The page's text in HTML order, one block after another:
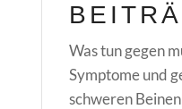
Was tun gegen
Symptome und
schweren Beinen